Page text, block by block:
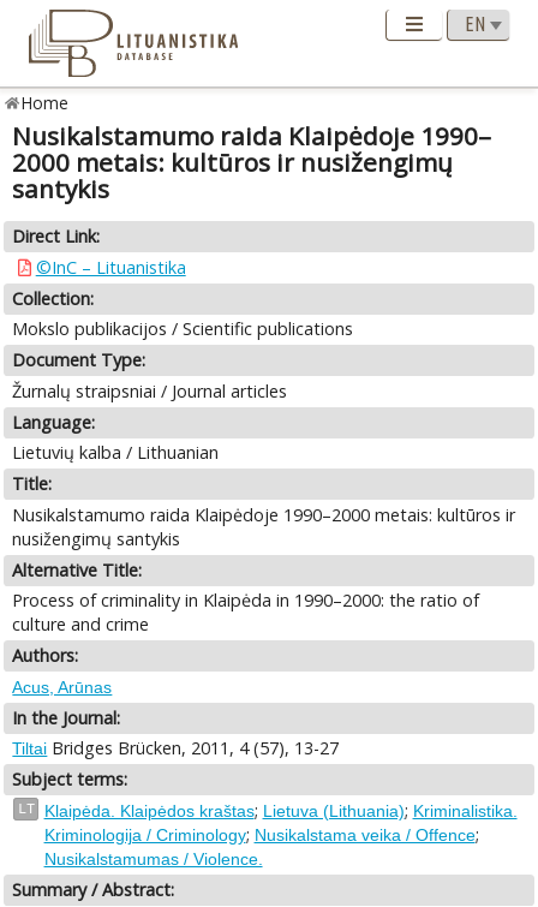
Home
Nusikalstamumo raida Klaipėdoje 1990–
2000 metais: kultūros ir nusižengimų
santykis
Direct Link:
©InC – Lituanistika
Collection:
Mokslo publikacijos / Scientific publications
Document Type:
Žurnalų straipsniai / Journal articles
Language:
Lietuvių kalba / Lithuanian
Title:
Nusikalstamumo raida Klaipėdoje 1990–2000 metais: kultūros ir
nusižengimų santykis
Alternative Title:
Process of criminality in Klaipėda in 1990–2000: the ratio of
culture and crime
Authors:
Acus, Arūnas
In the Journal:
Tiltai Bridges Brücken, 2011, 4 (57), 13-27
Subject terms:
LT Klaipėda. Klaipėdos kraštas; Lietuva (Lithuania); Kriminalistika.
Kriminologija / Criminology; Nusikalstama veika / Offence;
Nusikalstamumas / Violence.
Summary / Abstract: